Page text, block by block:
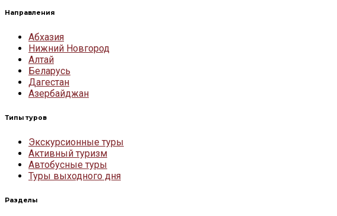
Направления
Абхазия
Нижний Новгород
Алтай
Беларусь
Дагестан
Азербайджан
Типы туров
Экскурсионные туры
Активный туризм
Автобусные туры
Туры выходного дня
Разделы